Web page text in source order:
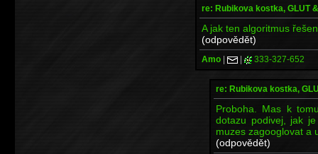
re: Rubikova kostka, GLUT
A jak ten algoritmus
(odpovědět)
Amo | | 333-327-652
re: Rubikova kostka,
Proboha. Mas k
dotazu podivej, jak
muzes zagooglovat a
(odpovědět)